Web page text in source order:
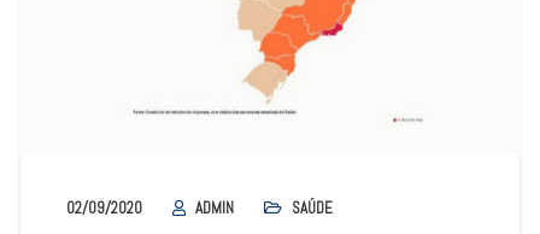
02/09/2020 ADMIN SAÚDE